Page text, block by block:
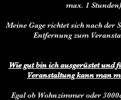
max. 1 Stunden)
Meine Gage richtet sich nach der
Entfernung zum
Wie gut bin ich ausgerüstet und
Veranstaltung kann man
Egal ob Wohnzimmer oder